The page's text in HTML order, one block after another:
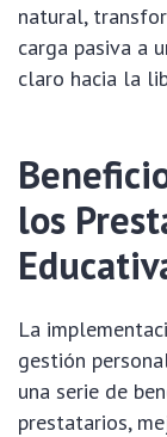
natural,
carga pasiva a
claro hacia la
los
La
gestión
una serie de
prestatarios,